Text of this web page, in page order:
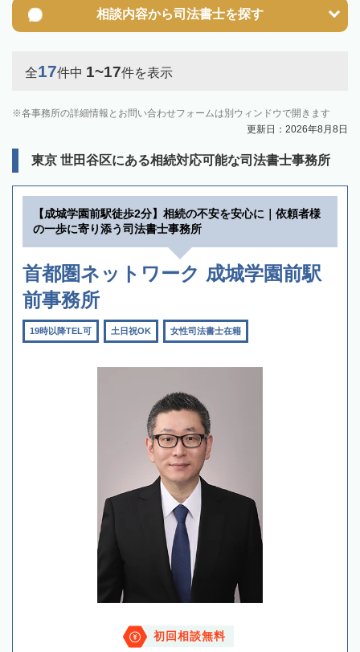
相談内容から司法書士を探す
全17件中 1~17件を表示
各事務所の詳細情報とお問い合わせフォームは別ウィンドウで開きます
更新日：2026年8月8日
東京 世田谷区にある相続対応可能な司法書士事務所
【成城学園前駅徒歩2分】相続の不安を安心に｜依頼者様
の一歩に寄り添う司法書士事務所
首都圏ネットワーク 成城学園前駅
前事務所
19時以降TEL可 土日祝OK 女性司法書士在籍
初回相談無料